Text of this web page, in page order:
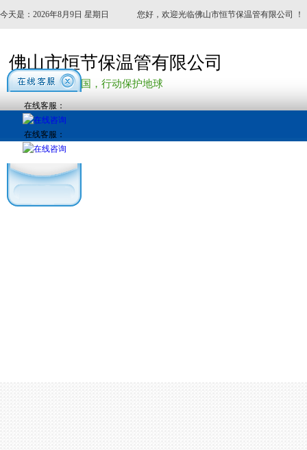
今天是：2026年8月9日 星期日 您好，欢迎光临佛山市恒节保温管有限公司 ！
佛山市恒节保温管有限公司
——节能产业报国，行动保护地球
在线客服：
在线客服：